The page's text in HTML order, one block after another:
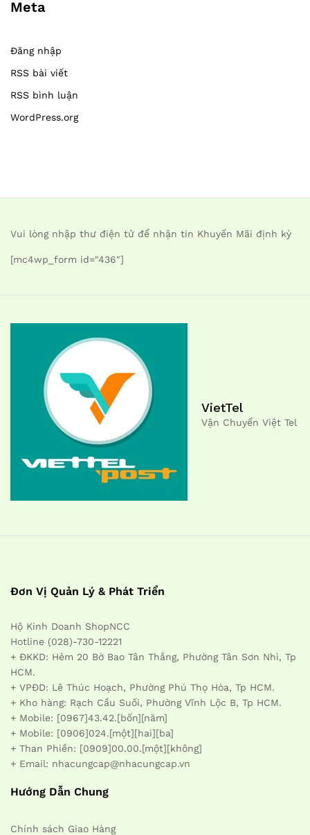
Meta
Đăng nhập
RSS bài viết
RSS bình luận
WordPress.org
Vui lòng nhập thư điện tử để nhận tin Khuyến Mãi định kỳ
[mc4wp_form id="436"]
VietTel
Vận Chuyển Việt Tel
Đơn Vị Quản Lý & Phát Triển
Hộ Kinh Doanh ShopNCC
Hotline (028)-730-12221
+ ĐKKD: Hẻm 20 Bờ Bao Tân Thắng, Phường Tân Sơn Nhì, Tp
HCM.
+ VPĐD: Lê Thúc Hoạch, Phường Phú Thọ Hòa, Tp HCM.
+ Kho hàng: Rạch Cầu Suối, Phường Vĩnh Lộc B, Tp HCM.
+ Mobile: [0967]43.42.[bốn][năm]
+ Mobile: [0906]024.[một][hai][ba]
+ Than Phiền: [0909]00.00.[một][không]
+ Email: nhacungcap@nhacungcap.vn
Hướng Dẫn Chung
Chính sách Giao Hàng